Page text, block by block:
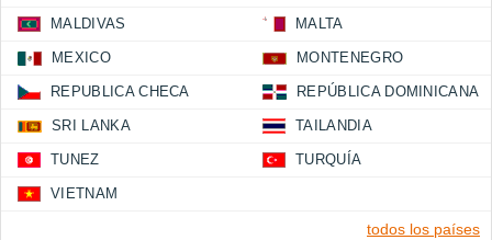
MALDIVAS MALTA
MEXICO MONTENEGRO
REPUBLICA CHECA REPÚBLICA DOMINICANA
SRI LANKA TAILANDIA
TUNEZ TURQUÍA
VIETNAM
todos los países